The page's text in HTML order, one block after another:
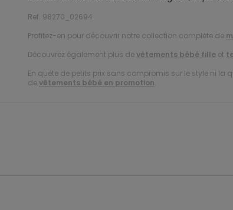
Ref. 98270_02694
Profitez-en pour découvrir notre collection complète de
Découvrez également plus devêtements bébé fille et
En quête de petits prix sans compromis sur le style ni la
devêtements bébé en promotion.